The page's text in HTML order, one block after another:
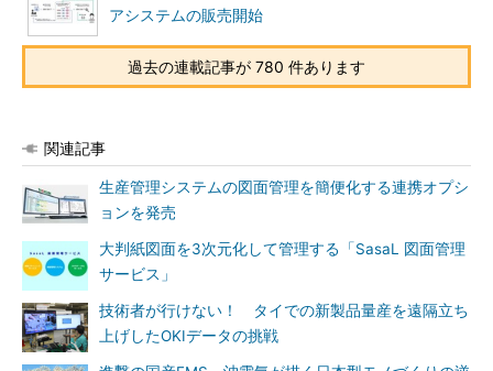
アシステムの販売開始
過去の連載記事が 780 件あります
関連記事
生産管理システムの図面管理を簡便化する連携オプシ
ョンを発売
大判紙図面を3次元化して管理する「SasaL 図面管理
サービス」
技術者が行けない！ タイでの新製品量産を遠隔立ち
上げしたOKIデータの挑戦